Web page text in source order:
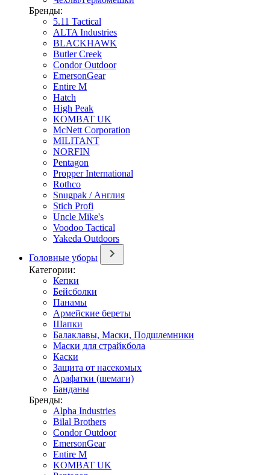
Бренды:
5.11 Tactical
ALTA Industries
BLACKHAWK
Butler Creek
Condor Outdoor
EmersonGear
Entire M
Hatch
High Peak
KOMBAT UK
McNett Corporation
MILITANT
NORFIN
Pentagon
Propper International
Rothco
Snugpak / Англия
Stich Profi
Uncle Mike's
Voodoo Tactical
Yakeda Outdoors
Головные уборы
Категории:
Кепки
Бейсболки
Панамы
Армейские береты
Шапки
Балаклавы, Маски, Подшлемники
Маски для страйкбола
Каски
Защита от насекомых
Арафатки (шемаги)
Банданы
Бренды:
Alpha Industries
Bilal Brothers
Condor Outdoor
EmersonGear
Entire M
KOMBAT UK